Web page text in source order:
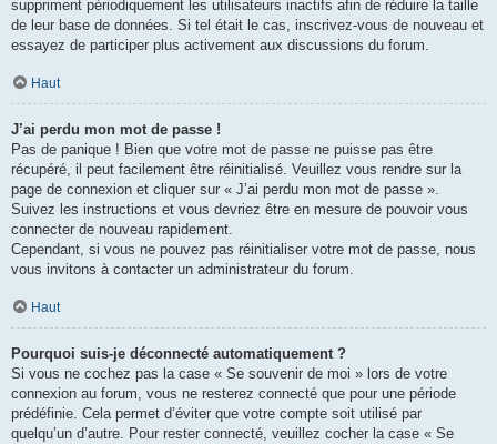
suppriment périodiquement les utilisateurs inactifs afin de réduire la taille
de leur base de données. Si tel était le cas, inscrivez-vous de nouveau et
essayez de participer plus activement aux discussions du forum.
Haut
J’ai perdu mon mot de passe !
Pas de panique ! Bien que votre mot de passe ne puisse pas être
récupéré, il peut facilement être réinitialisé. Veuillez vous rendre sur la
page de connexion et cliquer sur « J’ai perdu mon mot de passe ».
Suivez les instructions et vous devriez être en mesure de pouvoir vous
connecter de nouveau rapidement.
Cependant, si vous ne pouvez pas réinitialiser votre mot de passe, nous
vous invitons à contacter un administrateur du forum.
Haut
Pourquoi suis-je déconnecté automatiquement ?
Si vous ne cochez pas la case « Se souvenir de moi » lors de votre
connexion au forum, vous ne resterez connecté que pour une période
prédéfinie. Cela permet d’éviter que votre compte soit utilisé par
quelqu’un d’autre. Pour rester connecté, veuillez cocher la case « Se